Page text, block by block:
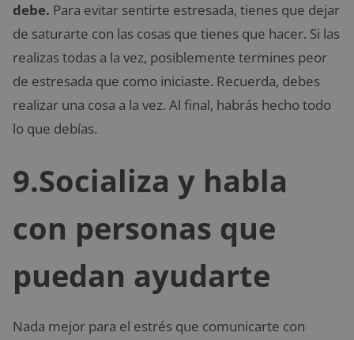
debe. Para evitar sentirte estresada, tienes que dejar
de saturarte con las cosas que tienes que hacer. Si las
realizas todas a la vez, posiblemente termines peor
de estresada que como iniciaste. Recuerda, debes
realizar una cosa a la vez. Al final, habrás hecho todo
lo que debías.
9.Socializa y habla
con personas que
puedan ayudarte
Nada mejor para el estrés que comunicarte con